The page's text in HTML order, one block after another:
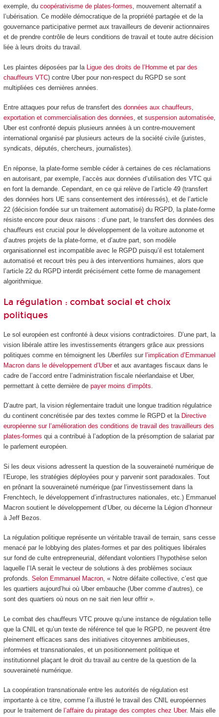
exemple, du coopérativisme de plates-formes, mouvement alternatif a
l’ubérisation. Ce modèle démocratique de la propriété partagée et de la
gouvernance participative permet aux travailleurs de devenir actionnaires
et de prendre contrôle de leurs conditions de travail et toute autre décision
liée à leurs droits du travail.
Les plaintes déposées par la Ligue des droits de l’Hommeet par des
chauffeurs VTC) contre Uber pour non-respect du RGPD se sont
multipliées ces dernières années.
Entre attaques pour refus de transfert des données aux chauffeurs,
exportation et commercialisation des données, et suspension automatisée,
Uber est confronté depuis plusieurs années à un contre-mouvement
international organisé par plusieurs acteurs de la société civile (juristes,
syndicats, députés, chercheurs, journalistes).
En réponse, la plate-forme semble céder à certaines de ces réclamations
en autorisant, par exemple, l’accès aux données d’utilisation des VTC qui
en font la demande. Cependant, en ce qui relève de l’article 49 (transfert
des données hors UE sans consentement des intéressés), et de l’article
22 (décision fondée sur un traitement automatisé) du RGPD, la plate-forme
résiste encore pour deux raisons : d’une part, le transfert des données des
chauffeurs est crucial pour le développement de la voiture autonome et
d’autres projets de la plate-forme, et d’autre part, son modèle
organisationnel est incompatible avec le RGPD puisqu’il est totalement
automatisé et recourt très peu à des interventions humaines, alors que
l’article 22 du RGPD interdit précisément cette forme de management
algorithmique.
La régulation : combat social et choix
politiques
Le sol européen est confronté à deux visions contradictoires. D’une part, la
vision libérale attire les investissements étrangers grâce aux pressions
politiques comme en témoignent les Uberfiles sur l’implication d’Emmanuel
Macron dans le développement d’Uberet aux avantages fiscaux dans le
cadre de l’accord entre l’administration fiscale néerlandaise et Uber,
permettant à cette dernière de payer moins d’impôts
D’autre part, la vision réglementaire traduit une longue tradition régulatrice
du continent concrétisée par des textes comme le RGPD et la Directive
européenne sur l’amélioration des conditions de travail des travailleurs des
plates-formes qui a contribué à l’adoption de la présomption de salariat par
le parlement européen.
Si les deux visions adressent la question de la souveraineté numérique de
l’Europe, les stratégies déployées pour y parvenir sont paradoxales. Tout
en prônant la souveraineté numérique (par l’investissement dans la
Frenchtech, le développement d’infrastructures nationales, etc.) Emmanuel
Macron soutient le développement d’Uber, ou décerne la Légion d’honneur
à Jeff Bezos.
La régulation politique représente un véritable travail de terrain, sans cesse
menacé par le lobbying des plates-formes et par des politiques libérales
sur fond de culte entrepreneurial, défendant volontiers l’hypothèse selon
laquelle l’IA serait le vecteur de solutions à des problèmes sociaux
profonds. Selon Emmanuel Macron, « Notre défaite collective, c’est que
les quartiers aujourd’hui où Uber embauche (Uber comme d’autres), ce
sont des quartiers où nous on ne sait rien leur offrir ».
Le combat des chauffeurs VTC prouve qu’une instance de régulation telle
que la CNIL et qu’un texte de référence tel que le RGPD, ne peuvent être
pleinement efficaces sans des initiatives citoyennes ambitieuses,
informées et transnationales, et un positionnement politique et
institutionnel plaçant le droit du travail au centre de la question de la
souveraineté numérique.
La coopération transnationale entre les autorités de régulation est
importante à ce titre, comme l’a illustré le travail des CNIL européennes
pour le traitement de l’affaire du piratage des comptes chez Uber. Mais elle